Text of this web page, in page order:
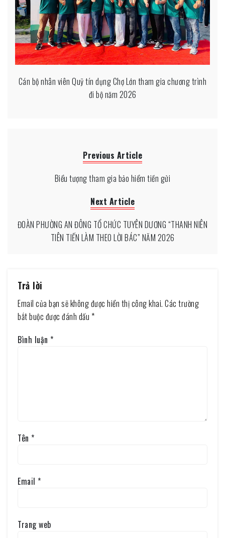
Cán bộ nhân viên Quỹ tín dụng Chợ Lớn tham gia chương trình
đi bộ năm 2026
Previous Article
Biểu tượng tham gia bảo hiểm tiền gửi
Next Article
ĐOÀN PHƯỜNG AN ĐÔNG TỔ CHỨC TUYÊN DƯƠNG “THANH NIÊN
TIÊN TIẾN LÀM THEO LỜI BÁC” NĂM 2026
Trả lời
Email của bạn sẽ không được hiển thị công khai. Các trường
bắt buộc được đánh dấu *
Bình luận *
Tên *
Email *
Trang web